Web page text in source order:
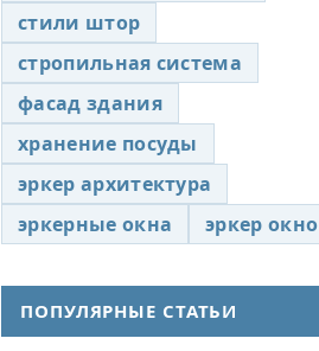
стили штор
стропильная система
фасад здания
хранение посуды
эркер архитектура
эркерные окна
эркер окно
ПОПУЛЯРНЫЕ СТАТЬИ